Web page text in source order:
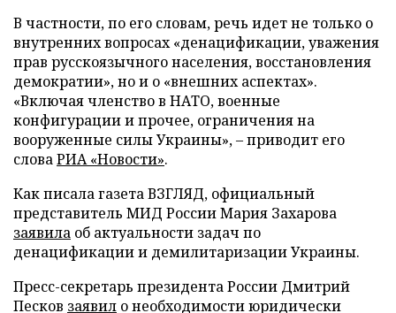
В частности, по его словам, речь идет не только о
внутренних вопросах «денацификации, уважения
прав русскоязычного населения, восстановления
демократии», но и о «внешних аспектах».
«Включая членство в НАТО, военные
конфигурации и прочее, ограничения на
вооруженные силы Украины», – приводит его
словаРИА «Новости».
Как писала газета ВЗГЛЯД, официальный
представитель МИД России Мария Захарова
заявила об актуальности задач по
денацификации и демилитаризации Украины.
Пресс-секретарь президента России Дмитрий
Песков заявил о необходимости юридически